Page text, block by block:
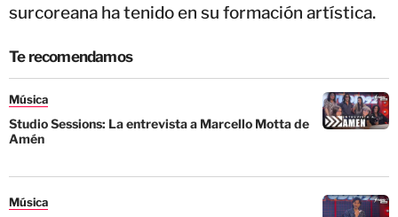
surcoreana ha tenido en su formación artística.
Te recomendamos
Música
Studio Sessions: La entrevista a Marcello Motta de
Amén
Música